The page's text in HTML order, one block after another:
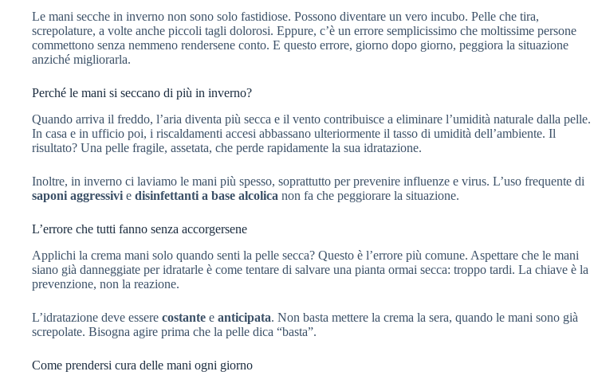
Le mani secche in inverno non sono solo fastidiose. Possono diventare un vero incubo. Pelle che tira,
screpolature, a volte anche piccoli tagli dolorosi. Eppure, c’è un errore semplicissimo che moltissime persone
commettono senza nemmeno rendersene conto. E questo errore, giorno dopo giorno, peggiora la situazione
anziché migliorarla.
Perché le mani si seccano di più in inverno?
Quando arriva il freddo, l’aria diventa più secca e il vento contribuisce a eliminare l’umidità naturale dalla pelle.
In casa e in ufficio poi, i riscaldamenti accesi abbassano ulteriormente il tasso di umidità dell’ambiente. Il
risultato? Una pelle fragile, assetata, che perde rapidamente la sua idratazione.
Inoltre, in inverno ci laviamo le mani più spesso, soprattutto per prevenire influenze e virus. L’uso frequente di
saponi aggressivi e disinfettanti a base alcolica non fa che peggiorare la situazione.
L’errore che tutti fanno senza accorgersene
Applichi la crema mani solo quando senti la pelle secca? Questo è l’errore più comune. Aspettare che le mani
siano già danneggiate per idratarle è come tentare di salvare una pianta ormai secca: troppo tardi. La chiave è la
prevenzione, non la reazione.
L’idratazione deve essere costante e anticipata. Non basta mettere la crema la sera, quando le mani sono già
screpolate. Bisogna agire prima che la pelle dica “basta”.
Come prendersi cura delle mani ogni giorno